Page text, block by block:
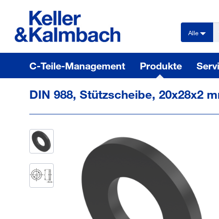
Alle
C-Teile-Management Produkte
DIN 988, Stützscheibe, 20x28x2